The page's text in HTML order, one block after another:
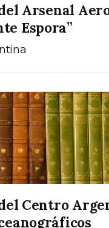
Arsenal
Espora”
Centro